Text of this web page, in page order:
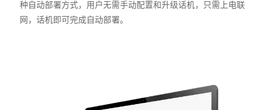
种自动部署方式，用户无需手动配置和升级话机，只需上电联
网，话机即可完成自动部署。